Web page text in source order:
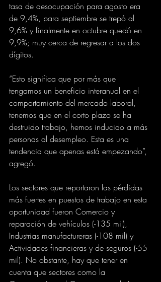
tasa de desocupación para agosto era
de 9,4%, para septiembre se trepó al
9,6% y finalmente en octubre quedó en
9,9%; muy cerca de regresar a los dos
dígitos.
“Esto significa que por más que
tengamos un beneficio interanual en el
comportamiento del mercado laboral,
tenemos que en el corto plazo se ha
destruido trabajo, hemos inducido a más
personas al desempleo. Esta es una
tendencia que apenas está empezando”,
agregó.
Los sectores que reportaron las pérdidas
más fuertes en puestos de trabajo en esta
oportunidad fueron Comercio y
reparación de vehículos (-135 mil),
Industrias manufactureras (-108 mil) y
Actividades financieras y de seguros (-55
mil). No obstante, hay que tener en
cuenta que sectores como la